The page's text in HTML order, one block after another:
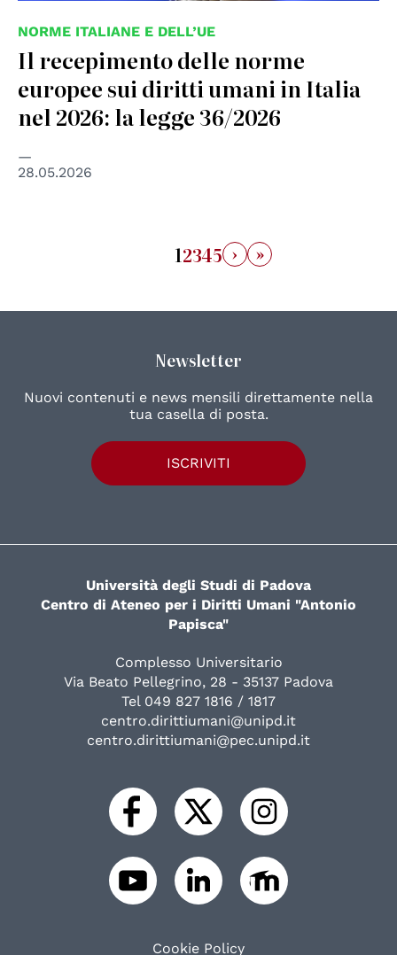
NORME ITALIANE E DELL’UE
Il recepimento delle norme
europee sui diritti umani in Italia
nel 2026: la legge 36/2026
28.05.2026
12345 › »
Newsletter
Nuovi contenuti e news mensili direttamente nella
tua casella di posta.
ISCRIVITI
Università degli Studi di Padova
Centro di Ateneo per i Diritti Umani "Antonio
Papisca"
Complesso Universitario
Via Beato Pellegrino, 28 - 35137 Padova
Tel 049 827 1816 / 1817
centro.dirittiumani@unipd.it
centro.dirittiumani@pec.unipd.it
Cookie Policy